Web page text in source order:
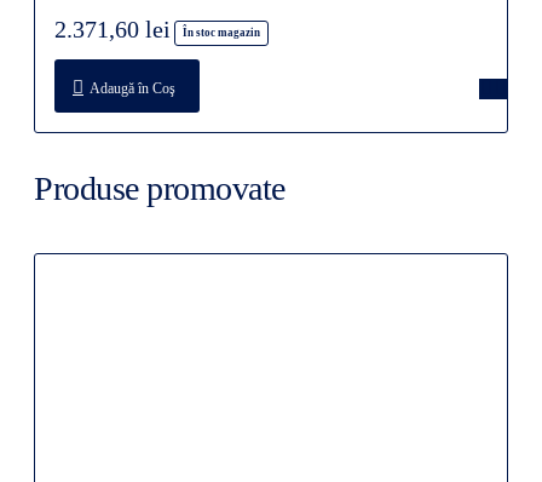
În stoc magazin
2.371,60 lei
Adaugă în Coş
Produse promovate